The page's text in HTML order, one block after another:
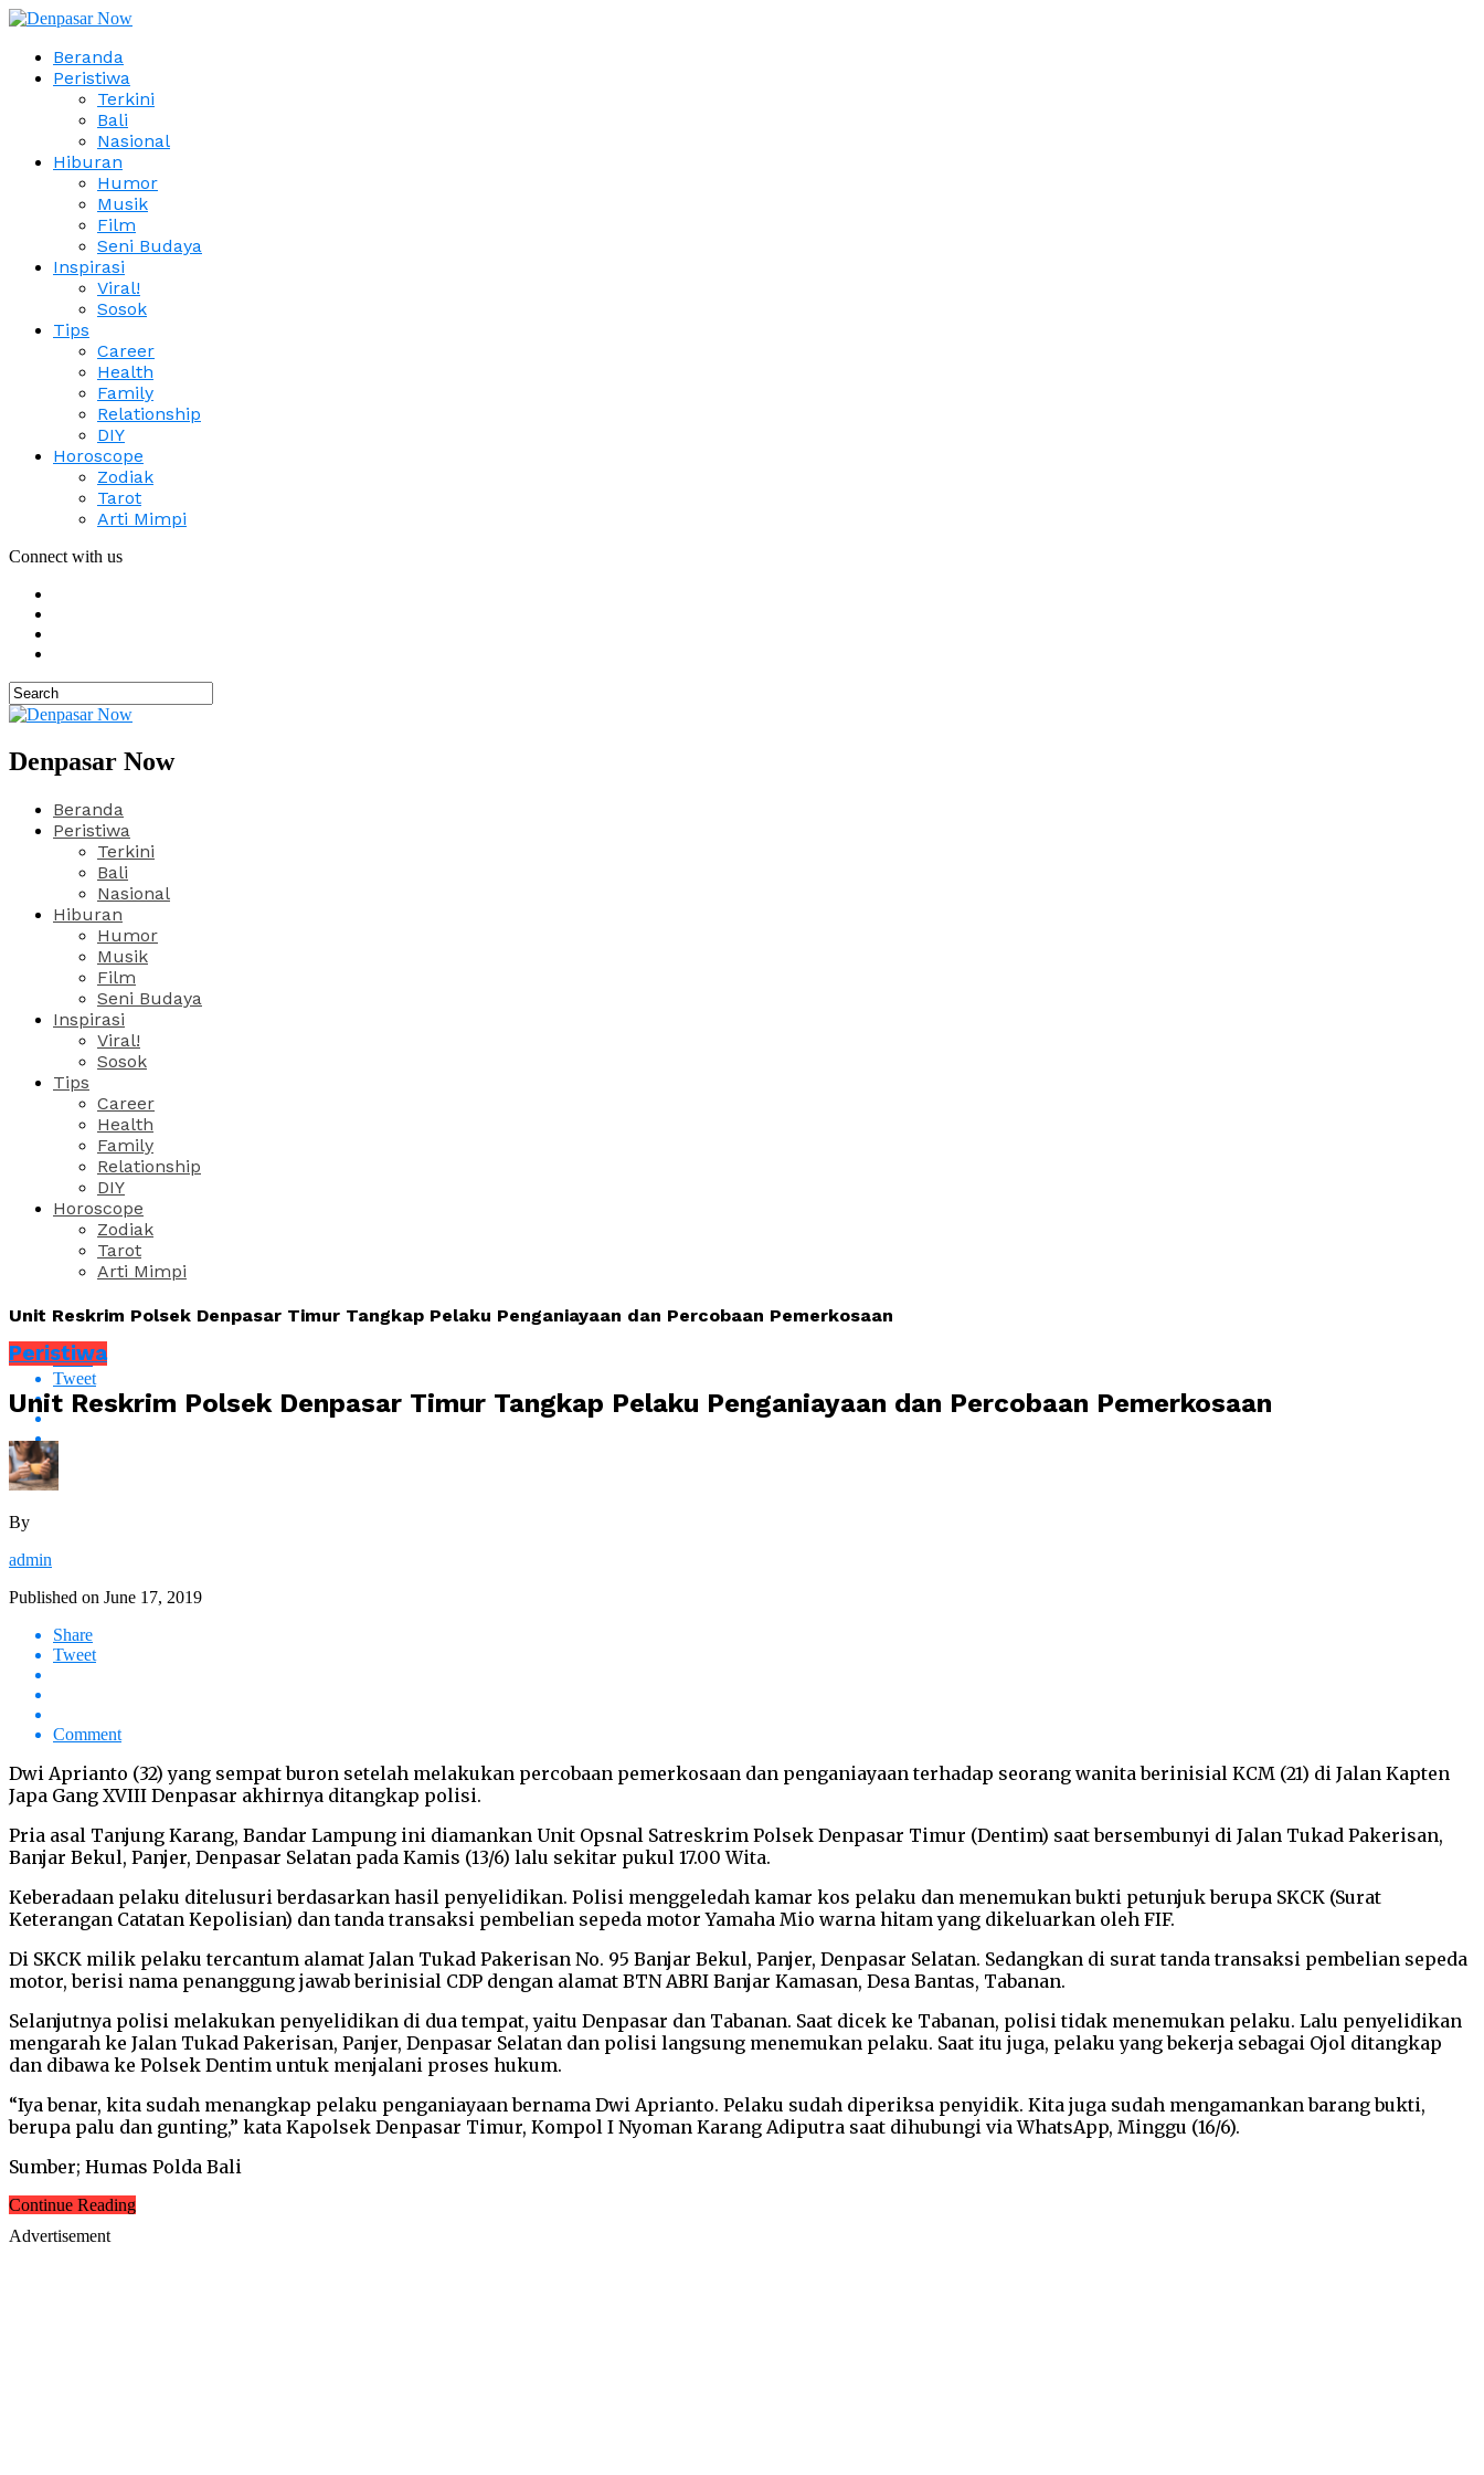
Beranda
Peristiwa
Terkini
Bali
Nasional
Hiburan
Humor
Musik
Film
Seni Budaya
Inspirasi
Viral!
Sosok
Tips
Career
Health
Family
Relationship
DIY
Horoscope
Zodiak
Tarot
Arti Mimpi
Connect with us
Denpasar Now
Beranda
Peristiwa
Terkini
Bali
Nasional
Hiburan
Humor
Musik
Film
Seni Budaya
Inspirasi
Viral!
Sosok
Tips
Career
Health
Family
Relationship
DIY
Horoscope
Zodiak
Tarot
Arti Mimpi
Unit Reskrim Polsek Denpasar Timur Tangkap Pelaku Penganiayaan dan Percobaan Pemerkosaan
Share
Tweet
Peristiwa
Unit Reskrim Polsek Denpasar Timur Tangkap Pelaku Penganiayaan dan Percobaan Pemerkosaan
By
admin
Published on June 17, 2019
Share
Tweet
Comment
Dwi Aprianto (32) yang sempat buron setelah melakukan percobaan pemerkosaan dan penganiayaan terhadap seorang wanita berinisial KCM (21) di Jalan Kapten
Japa Gang XVIII Denpasar akhirnya ditangkap polisi.
Pria asal Tanjung Karang, Bandar Lampung ini diamankan Unit Opsnal Satreskrim Polsek Denpasar Timur (Dentim) saat bersembunyi di Jalan Tukad Pakerisan,
Banjar Bekul, Panjer, Denpasar Selatan pada Kamis (13/6) lalu sekitar pukul 17.00 Wita.
Keberadaan pelaku ditelusuri berdasarkan hasil penyelidikan. Polisi menggeledah kamar kos pelaku dan menemukan bukti petunjuk berupa SKCK (Surat
Keterangan Catatan Kepolisian) dan tanda transaksi pembelian sepeda motor Yamaha Mio warna hitam yang dikeluarkan oleh FIF.
Di SKCK milik pelaku tercantum alamat Jalan Tukad Pakerisan No. 95 Banjar Bekul, Panjer, Denpasar Selatan. Sedangkan di surat tanda transaksi pembelian sepeda
motor, berisi nama penanggung jawab berinisial CDP dengan alamat BTN ABRI Banjar Kamasan, Desa Bantas, Tabanan.
Selanjutnya polisi melakukan penyelidikan di dua tempat, yaitu Denpasar dan Tabanan. Saat dicek ke Tabanan, polisi tidak menemukan pelaku. Lalu penyelidikan
mengarah ke Jalan Tukad Pakerisan, Panjer, Denpasar Selatan dan polisi langsung menemukan pelaku. Saat itu juga, pelaku yang bekerja sebagai Ojol ditangkap
dan dibawa ke Polsek Dentim untuk menjalani proses hukum.
“Iya benar, kita sudah menangkap pelaku penganiayaan bernama Dwi Aprianto. Pelaku sudah diperiksa penyidik. Kita juga sudah mengamankan barang bukti,
berupa palu dan gunting,” kata Kapolsek Denpasar Timur, Kompol I Nyoman Karang Adiputra saat dihubungi via WhatsApp, Minggu (16/6).
Sumber; Humas Polda Bali
Continue Reading
Advertisement